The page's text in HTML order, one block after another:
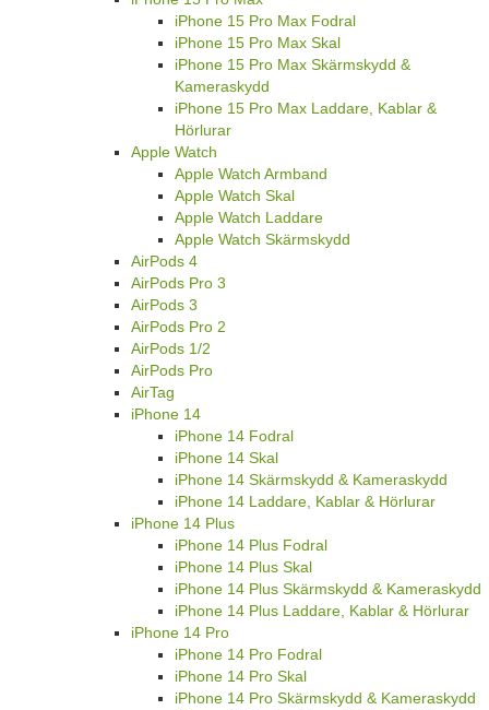
iPhone 15 Pro Max Fodral
iPhone 15 Pro Max Skal
iPhone 15 Pro Max Skärmskydd &
Kameraskydd
iPhone 15 Pro Max Laddare, Kablar &
Hörlurar
Apple Watch
Apple Watch Armband
Apple Watch Skal
Apple Watch Laddare
Apple Watch Skärmskydd
AirPods 4
AirPods Pro 3
AirPods 3
AirPods Pro 2
AirPods 1/2
AirPods Pro
AirTag
iPhone 14
iPhone 14 Fodral
iPhone 14 Skal
iPhone 14 Skärmskydd & Kameraskydd
iPhone 14 Laddare, Kablar & Hörlurar
iPhone 14 Plus
iPhone 14 Plus Fodral
iPhone 14 Plus Skal
iPhone 14 Plus Skärmskydd & Kameraskydd
iPhone 14 Plus Laddare, Kablar & Hörlurar
iPhone 14 Pro
iPhone 14 Pro Fodral
iPhone 14 Pro Skal
iPhone 14 Pro Skärmskydd & Kameraskydd